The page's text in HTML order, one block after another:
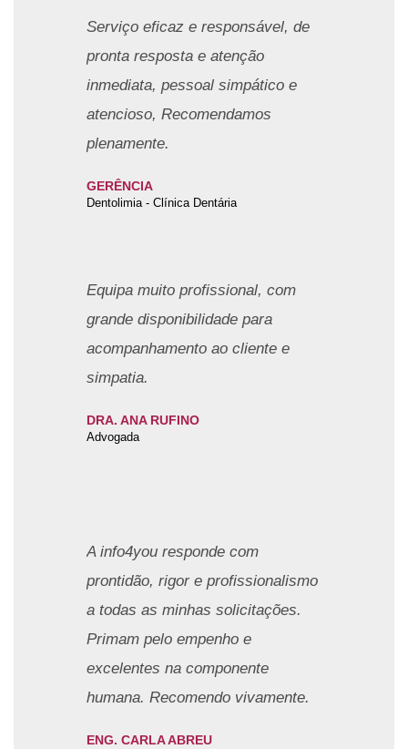
Serviço eficaz e responsável, de
pronta resposta e atenção
inmediata, pessoal simpático e
atencioso, Recomendamos
plenamente.
GERÊNCIA
Dentolimia - Clínica Dentária
Equipa muito profissional, com
grande disponibilidade para
acompanhamento ao cliente e
simpatia.
DRA. ANA RUFINO
Advogada
A info4you responde com
prontidão, rigor e profissionalismo
a todas as minhas solicitações.
Primam pelo empenho e
excelentes na componente
humana. Recomendo vivamente.
ENG. CARLA ABREU